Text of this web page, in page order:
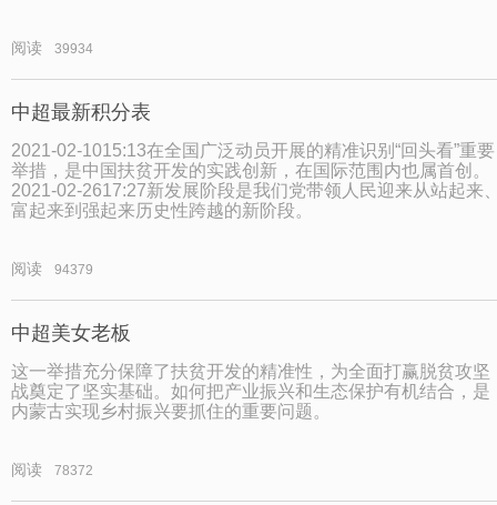
阅读 39934
中超最新积分表
2021-02-1015:13在全国广泛动员开展的精准识别“回头看”重要
举措，是中国扶贫开发的实践创新，在国际范围内也属首创。
2021-02-2617:27新发展阶段是我们党带领人民迎来从站起来
富起来到强起来历史性跨越的新阶段。
阅读 94379
中超美女老板
这一举措充分保障了扶贫开发的精准性，为全面打赢脱贫攻坚
战奠定了坚实基础。如何把产业振兴和生态保护有机结合，是
内蒙古实现乡村振兴要抓住的重要问题。
阅读 78372